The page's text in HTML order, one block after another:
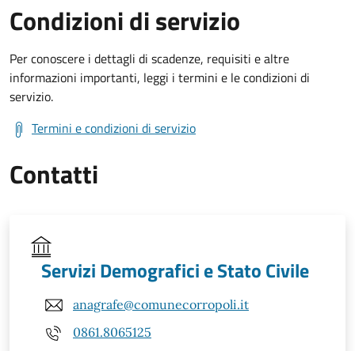
Condizioni di servizio
Per conoscere i dettagli di scadenze, requisiti e altre
informazioni importanti, leggi i termini e le condizioni di
servizio.
Termini e condizioni di servizio
Contatti
Servizi Demografici e Stato Civile
anagrafe@comunecorropoli.it
0861.8065125